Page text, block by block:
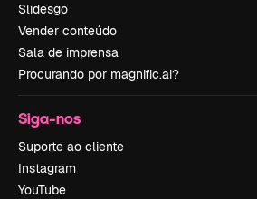
Slidesgo
Vender conteúdo
Sala de imprensa
Procurando por magnific.ai?
Siga-nos
Suporte ao cliente
Instagram
YouTube